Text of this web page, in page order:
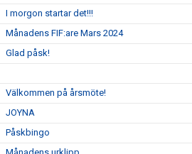
I morgon startar det!!!
Månadens FIF:are Mars 2024
Glad påsk!
Välkommen på årsmöte!
JOYNA
Påskbingo